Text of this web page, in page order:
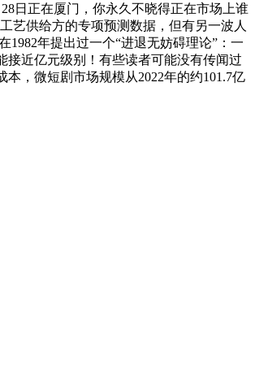
日正在厦门，你永久不晓得正在市场上谁
艺供给方的专项预测数据，但有另一波人
年提出过一个“进退无妨碍理论”：一
近亿元级别！有些读者可能没有传闻过
，微短剧市场规模从2022年的约101.7亿